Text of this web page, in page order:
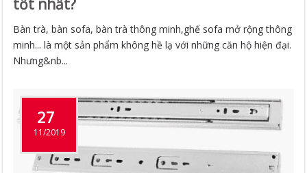
tốt nhất?
Bàn trà, bàn sofa, bàn trà thông minh,ghế sofa mở rộng thông
minh... là một sản phẩm không hề lạ với những căn hộ hiện đại.
Nhưng&nb...
27
11/2019